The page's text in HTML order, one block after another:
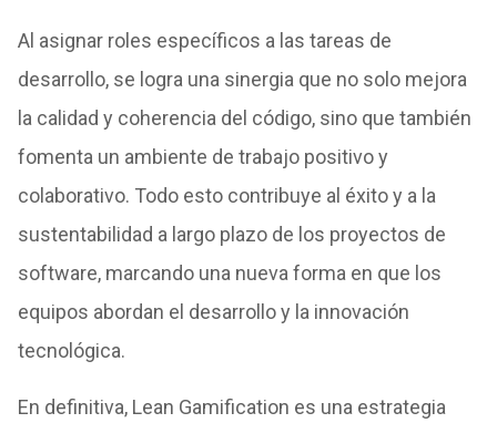
Al asignar roles específicos a las tareas de
desarrollo, se logra una sinergia que no solo mejora
la calidad y coherencia del código, sino que también
fomenta un ambiente de trabajo positivo y
colaborativo. Todo esto contribuye al éxito y a la
sustentabilidad a largo plazo de los proyectos de
software, marcando una nueva forma en que los
equipos abordan el desarrollo y la innovación
tecnológica.
En definitiva, Lean Gamification es una estrategia